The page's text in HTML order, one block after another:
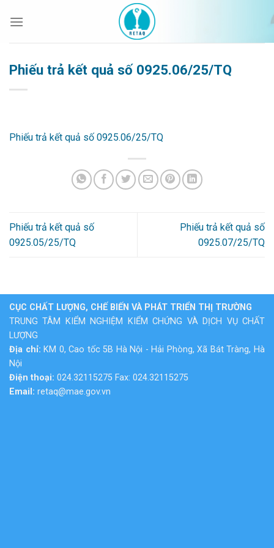
qua
Phiếu trả kết quả số 0925.06/25/TQ
Phiếu trả kết quả số 0925.06/25/TQ
Phiếu trả kết quả số
0925.05/25/TQ
Phiếu trả kết quả số
0925.07/25/TQ
CỤC CHẤT LƯỢNG, CHẾ BIẾN VÀ PHÁT TRIỂN THỊ TRƯỜNG
TRUNG TÂM KIỂM NGHIỆM KIỂM CHỨNG VÀ DỊCH VỤ CHẤT
LƯỢNG
Địa chỉ: KM 0, Cao tốc 5B Hà Nội - Hải Phòng, Xã Bát Tràng, Hà
Nội
Điện thoại: 024.32115275 Fax: 024.32115275
Email: retaq@mae.gov.vn